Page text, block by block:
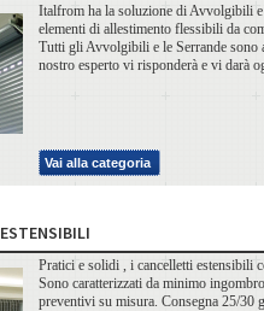
Italfrom ha la soluzione di Avvolgibili
elementi di allestimento flessibili da
Tutti gli Avvolgibili e le Serrande sono
nostro esperto vi risponderà e vi darà
Vai alla categoria
Pratici e solidi , i cancelletti estensibili
Sono caratterizzati da minimo
preventivi su misura. Consegna 25/30